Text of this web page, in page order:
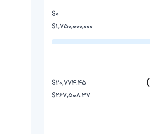
$0
$1,750,000,000
$20,774.45
$267,508.37